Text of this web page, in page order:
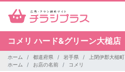
コメリハード&グリーン大槌店
ホーム 都道府県 岩手県
上閉伊郡大槌町
ホーム
お店の名前 コメリ